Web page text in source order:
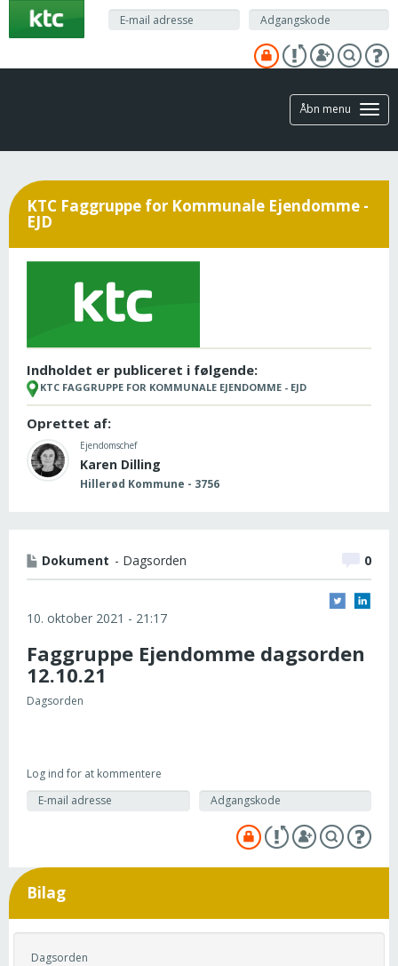
hovedindhold
Åbn menu
KTC Faggruppe for Kommunale Ejendomme -
EJD
Indholdet er publiceret i følgende:
KTC FAGGRUPPE FOR KOMMUNALE EJENDOMME - EJD
Oprettet af:
Ejendomschef
Karen Dilling
Hillerød Kommune - 3756
Dokument - Dagsorden 0
10. oktober 2021 - 21:17
Faggruppe Ejendomme dagsorden
12.10.21
Dagsorden
Log ind for at kommentere
Bilag
Dagsorden